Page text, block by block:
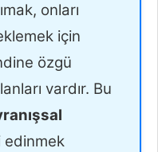
onları
için
özgü
vardır. Bu
edinmek